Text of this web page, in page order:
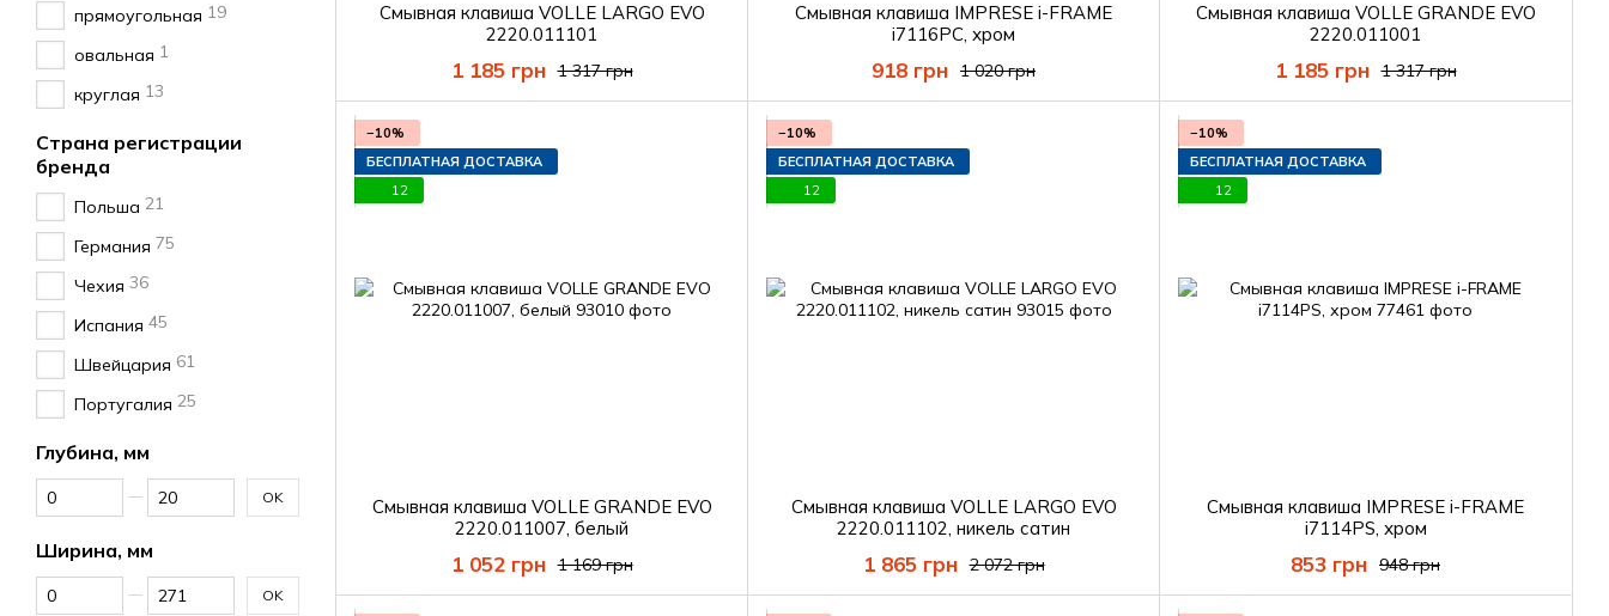
Смывная клавиша VOLLE LARGO EVO
2220.011101
1 317 грн
1 185 грн
Смывная клавиша IMPRESE i-FRAME
i7116PC, хром
1 020 грн
918 грн
Смывная клавиша VOLLE GRANDE EVO
2220.011001
1 317 грн
1 185 грн
−10%
БЕСПЛАТНАЯ ДОСТАВКА
12
Смывная клавиша VOLLE GRANDE EVO
2220.011007, белый
1 169 грн
1 052 грн
−10%
БЕСПЛАТНАЯ ДОСТАВКА
12
Смывная клавиша VOLLE LARGO EVO
2220.011102, никель сатин
2 072 грн
1 865 грн
−10%
БЕСПЛАТНАЯ ДОСТАВКА
12
Смывная клавиша IMPRESE i-FRAME
i7114PS, хром
948 грн
853 грн
прямоугольная 19
овальная 1
круглая 13
Страна регистрации
бренда
Польша 21
Германия 75
Чехия 36
Испания 45
Швейцария 61
Португалия 25
Глубина, мм
От Глубина, мм
До Глубина, мм OK
Ширина, мм
От Ширина, мм
До Ширина, мм OK